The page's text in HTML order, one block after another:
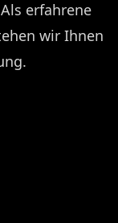
erfahrene
wir Ihnen